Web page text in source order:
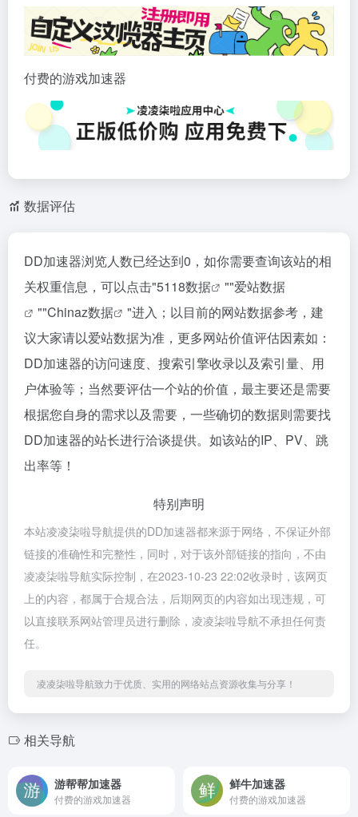
付费的游戏加速器
数据评估
DD加速器浏览人数已经达到0，如你需要查询该站的相
关权重信息，可以点击"5118数据 ""爱站数据
""Chinaz数据
"进入；以目前的网站数据参考，建
议大家请以爱站数据为准，更多网站价值评估因素如：
DD加速器的访问速度、搜索引擎收录以及索引量、用
户体验等；当然要评估一个站的价值，最主要还是需要
根据您自身的需求以及需要，一些确切的数据则需要找
DD加速器的站长进行洽谈提供。如该站的IP、PV、跳
出率等！
特别声明
本站凌凌柒啦导航提供的DD加速器都来源于网络，不保证外部
链接的准确性和完整性，同时，对于该外部链接的指向，不由
凌凌柒啦导航实际控制，在2023-10-23 22:02收录时，该网页
上的内容，都属于合规合法，后期网页的内容如出现违规，可
以直接联系网站管理员进行删除，凌凌柒啦导航不承担任何责
任。
凌凌柒啦导航致力于优质、实用的网络站点资源收集与分享！
相关导航
游帮帮加速器
付费的游戏加速器
鲜牛加速器
付费的游戏加速器